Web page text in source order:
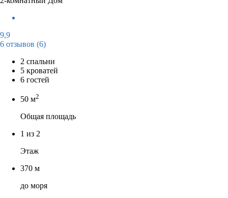
9,9
6 отзывов (6)
2 спальни
5 кроватей
6 гостей
50 м2
Общая площадь
1 из 2
Этаж
370 м
до моря